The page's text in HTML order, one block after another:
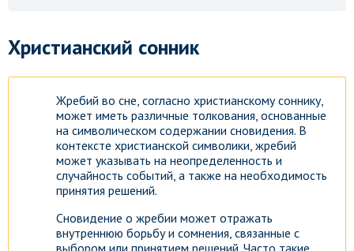
Гороскоп на каждый день!
Узнай что ждет тебя уже
Христианский сонник
Жребий во сне, согласно христианскому соннику,
может иметь различные толкования, основанные
на символическом содержании сновидения. В
контексте христианской символики, жребий
может указывать на неопределенность и
случайность событий, а также на необходимость
принятия решений.
Сновидение о жребии может отражать
внутреннюю борьбу и сомнения, связанные с
выбором или принятием решений. Часто такие